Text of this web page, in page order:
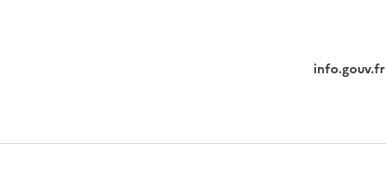
info.gouv.fr